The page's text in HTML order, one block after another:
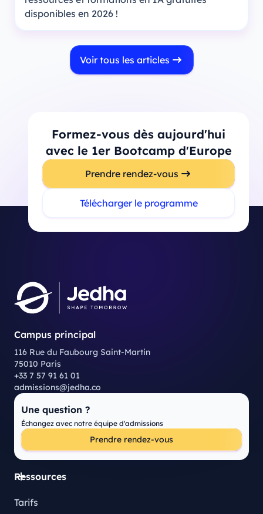
disponibles en 2026 !
Voir tous les articles
Formez-vous dès aujourd'hui
avec le 1er Bootcamp d'Europe
Prendre rendez-vous
Télécharger le programme
Campus principal
116 Rue du Faubourg Saint-Martin
75010 Paris
+33 7 57 91 61 01
admissions@jedha.co
Une question ?
Échangez avec notre équipe d'admissions
Prendre rendez-vous
Ressources
Tarifs